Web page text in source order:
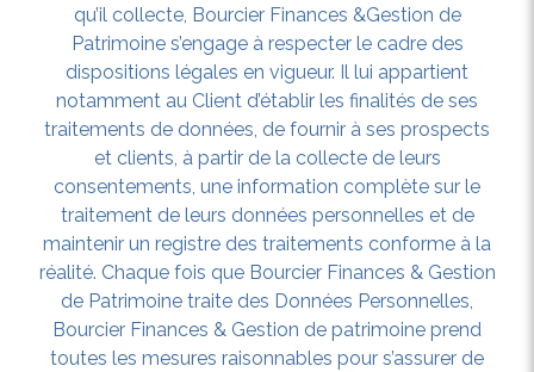
qu’il collecte, Bourcier Finances &Gestion de
Patrimoine s’engage à respecter le cadre des
dispositions légales en vigueur. Il lui appartient
notamment au Client d’établir les finalités de ses
traitements de données, de fournir à ses prospects
et clients, à partir de la collecte de leurs
consentements, une information complète sur le
traitement de leurs données personnelles et de
maintenir un registre des traitements conforme à la
réalité. Chaque fois que Bourcier Finances & Gestion
de Patrimoine traite des Données Personnelles,
Bourcier Finances & Gestion de patrimoine prend
toutes les mesures raisonnables pour s’assurer de